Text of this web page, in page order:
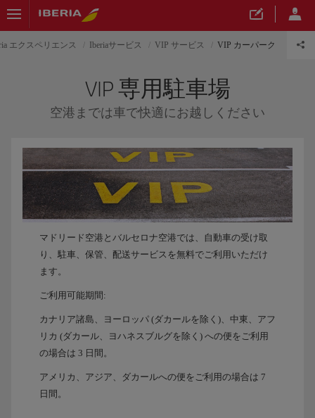
エクスペリエンス Iberiaサービス VIP サービス VIP カーパーク
VIP 専用駐車場
空港までは車で快適にお越しください
マドリード空港とバルセロナ空港では、自動車の受け取
り、駐車、保管、配送サービスを無料でご利用いただけ
ます。
ご利用可能期間:
カナリア諸島、ヨーロッパ (ダカールを除く)、中東、アフ
リカ (ダカール、ヨハネスブルグを除く) への便をご利用
の場合は 3 日間。
アメリカ、アジア、ダカールへの便をご利用の場合は 7
日間。